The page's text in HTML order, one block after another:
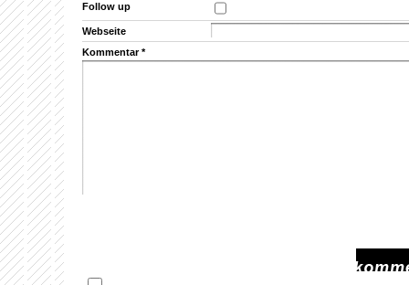
Follow up
Webseite
Kommentar*